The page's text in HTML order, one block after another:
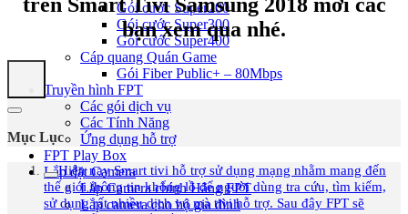
Gói cước Super200
Gói cước Super300
Gói cước Super400
Cáp quang Quán Game
Gói Fiber Public+ – 80Mbps
Truyền hình FPT
Các gói dịch vụ
Các Tính Năng
Ứng dụng hỗ trợ
FPT Play Box
Lắp đặt Camera
Lắp Camera chính Hãng FPT
Lắp camera cho hộ gia đình
bạn xem qua nhé.
Mục Lục
Hiện nay Smart tivi hỗ trợ sử dụng mạng nhằm mang đến
thế giới thông tin khổng lồ để người dùng tra cứu, tìm kiếm,
sử dụng rất nhiều dịch vụ mà tivi hỗ trợ. Sau đây FPT sẽ